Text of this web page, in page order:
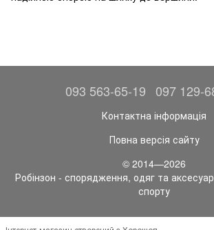
093 563-65-19 097 129-
Контактна інформація
Повна версія сайту
© 2014—2026
Робінзон - спорядження, одяг та
спорту